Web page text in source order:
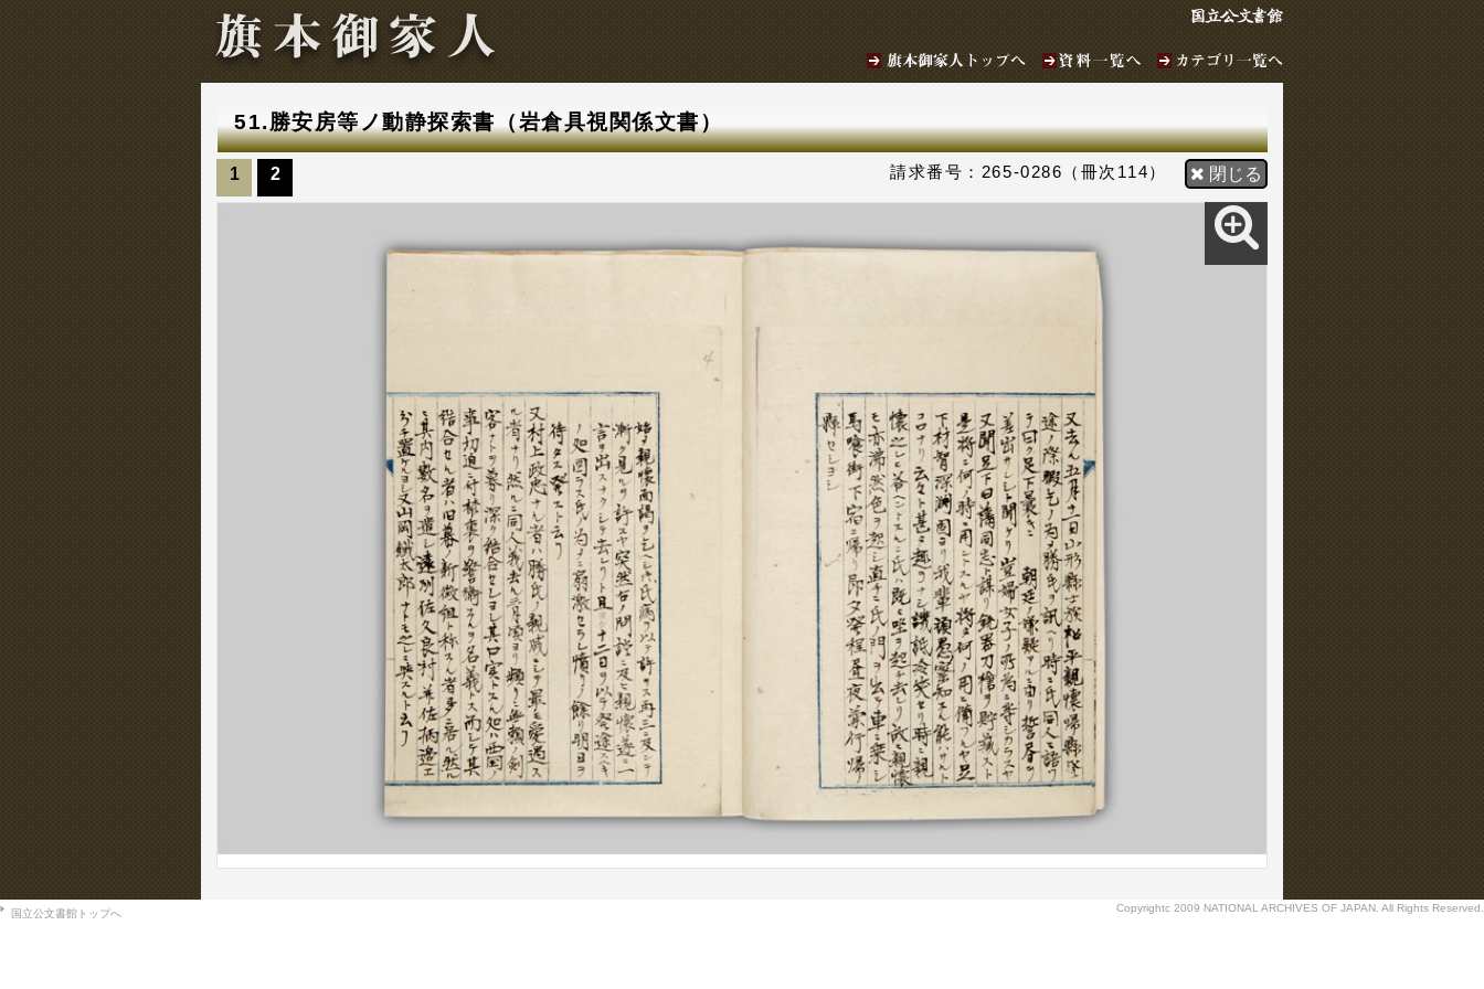
51.勝安房等ノ動静探索書（岩倉具視関係文書）
265-0286（冊次114） 閉じる
1 2
国立公文書館トップへ Copyrightc 2009 NATIONAL ARCHIVES OF JAPAN. All Rights Reserved.